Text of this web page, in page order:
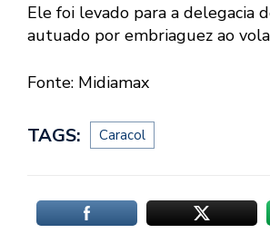
Ele foi levado para a delegacia
autuado por embriaguez ao
Fonte: Midiamax
TAGS: Caracol